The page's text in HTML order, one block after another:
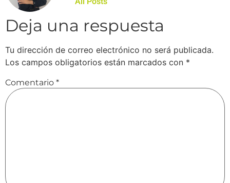
Deja una respuesta
Tu dirección de correo electrónico no será publicada.
Los campos obligatorios están marcados con *
Comentario *